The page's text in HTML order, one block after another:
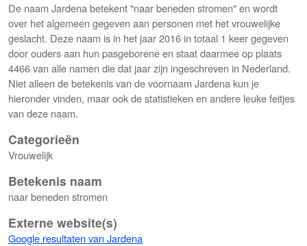
De naam Jardena betekent "naar beneden stromen" en wordt
over het algemeen gegeven aan personen met het vrouwelijke
geslacht. Deze naam is in het jaar 2016 in totaal 1 keer gegeven
door ouders aan hun pasgeborene en staat daarmee op plaats
4466 van alle namen die dat jaar zijn ingeschreven in Nederland.
Niet alleen de betekenis van de voornaam Jardena kun je
hieronder vinden, maar ook de statistieken en andere leuke feitjes
van deze naam.
Categorieën
Vrouwelijk
Betekenis naam
naar beneden stromen
Externe website(s)
Google resultaten van Jardena